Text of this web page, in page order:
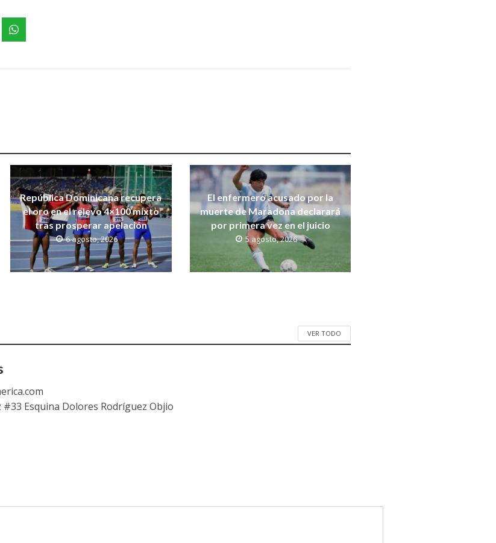
República Dominicana recupera
el oro en el relevo 4×100 mixto
tras prosperar apelación
6 agosto, 2026
El enfermero acusado por la
muerte de Maradona declarará
por primera vez en el juicio
5 agosto, 2026
VER TODO
#33 Esquina Dolores Rodríguez Objio